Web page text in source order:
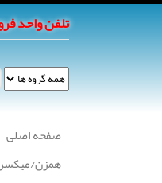
تلفن واحد فروش:
صفحه اصلی
همزن/